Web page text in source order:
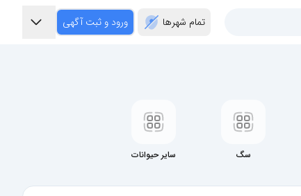
تمام شهر‌ها ورود و ثبت آگهی
سگ سایر حیوانات